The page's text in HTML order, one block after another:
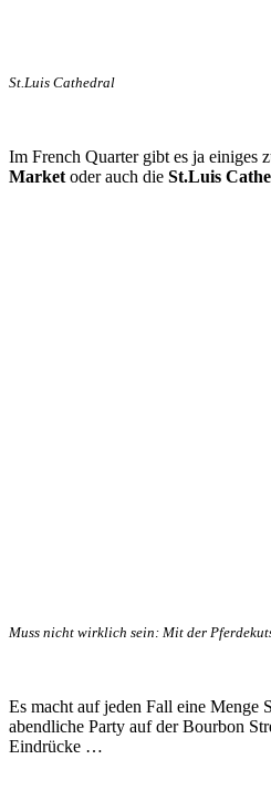
St.Luis Cathedral
Im French Quarter gibt es ja einiges
Market oder auch die St.Luis
Muss nicht wirklich sein: Mit der
Es macht auf jeden Fall eine Menge
abendliche Party auf der Bourbon
Eindrücke …